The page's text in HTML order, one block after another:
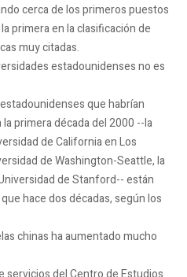
cerca de los primeros puestos
primera en la clasificación de
muy citadas.
estadounidenses no es
que habrían
primera década del 2000 --la
de California en Los
de Washington-Seattle, la
de Stanford-- están
hace dos décadas, según los
chinas ha aumentado mucho